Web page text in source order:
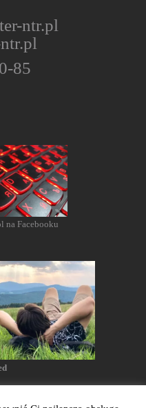
ntr.pl
85
na Facebooku